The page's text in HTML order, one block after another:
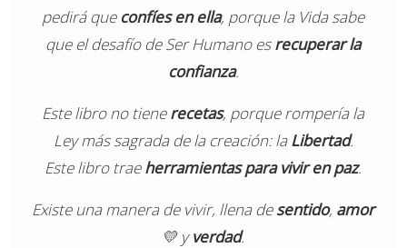
pedirá que confíes en ella, porque la Vida sabe
que el desafío de Ser Humano esrecuperar la
confianza.
Este libro no tienerecetas, porque rompería la
Ley más sagrada de la creación: la Libertad.
Este libro traeherramientas para vivir en paz.
Existe una manera de vivir, llena desentido, amor
💛 yverdad.